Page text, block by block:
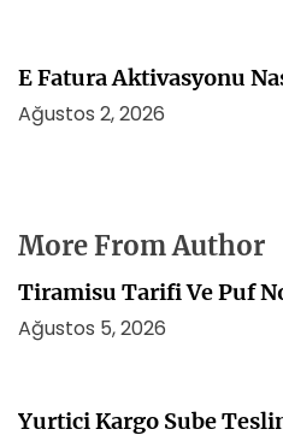
E Fatura Aktivasyonu
Ağustos 2, 2026
More From Author
Tiramisu Tarifi Ve Puf
Ağustos 5, 2026
Yurtici Kargo Sube